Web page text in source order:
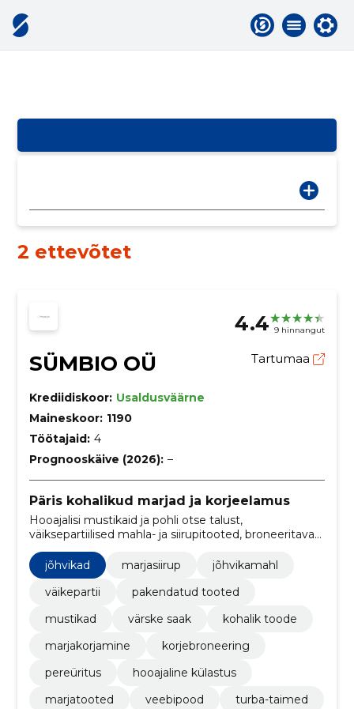
2 ettevõtet
4.4 9 hinnangut
SÜMBIO OÜ Tartumaa
Krediidiskoor: Usaldusväärne
Maineskoor: 1190
Töötajaid: 4
Prognooskäive (2026): –
Päris kohalikud marjad ja korjeelamus
Hooajalisi mustikaid ja pohli otse talust,
väiksepartiilised mahla- ja siirupitooted, broneeritavad
korjeelamused, e‑pood pakiveoga ning
turbamuldadele sobivad taimed ja kasvatusnõu.
jõhvikad marjasiirup
jõhvikamahl
väikepartii
pakendatud tooted
mustikad
värske saak
kohalik toode
marjakorjamine
korjebroneering
pereüritus
hooajaline külastus
marjatooted
veebipood
turba-taimed